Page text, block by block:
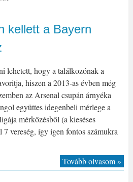
kellett a Bayern
lehetett, hogy a találkozónak a
hiszen a 2013-as évben még
az Arsenal csupán árnyéka
együttes idegenbeli mérlege a
mérkőzésből (a kieséses
7 vereség, így igen fontos számukra
Tovább olvasom »